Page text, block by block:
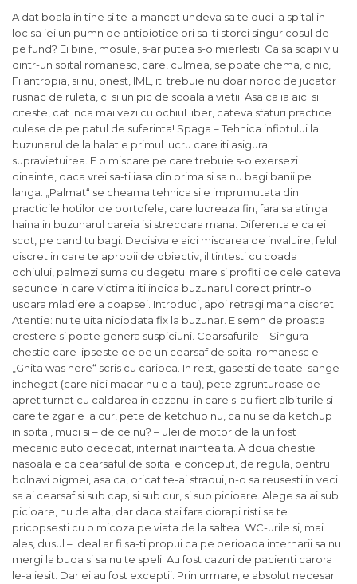
A dat boala in tine si te-a mancat undeva sa te duci la spital in
loc sa iei un pumn de antibiotice ori sa-ti storci singur cosul de
pe fund? Ei bine, mosule, s-ar putea s-o mierlesti. Ca sa scapi viu
dintr-un spital romanesc, care, culmea, se poate chema, cinic,
Filantropia, si nu, onest, IML, iti trebuie nu doar noroc de jucator
rusnac de ruleta, ci si un pic de scoala a vietii. Asa ca ia aici si
citeste, cat inca mai vezi cu ochiul liber, cateva sfaturi practice
culese de pe patul de suferinta! Spaga – Tehnica infiptului la
buzunarul de la halat e primul lucru care iti asigura
supravietuirea. E o miscare pe care trebuie s-o exersezi
dinainte, daca vrei sa-ti iasa din prima si sa nu bagi banii pe
langa. „Palmat“ se cheama tehnica si e imprumutata din
practicile hotilor de portofele, care lucreaza fin, fara sa atinga
haina in buzunarul careia isi strecoara mana. Diferenta e ca ei
scot, pe cand tu bagi. Decisiva e aici miscarea de invaluire, felul
discret in care te apropii de obiectiv, il tintesti cu coada
ochiului, palmezi suma cu degetul mare si profiti de cele cateva
secunde in care victima iti indica buzunarul corect printr-o
usoara mladiere a coapsei. Introduci, apoi retragi mana discret.
Atentie: nu te uita niciodata fix la buzunar. E semn de proasta
crestere si poate genera suspiciuni. Cearsafurile – Singura
chestie care lipseste de pe un cearsaf de spital romanesc e
„Ghita was here“ scris cu carioca. In rest, gasesti de toate: sange
inchegat (care nici macar nu e al tau), pete zgrunturoase de
apret turnat cu caldarea in cazanul in care s-au fiert albiturile si
care te zgarie la cur, pete de ketchup nu, ca nu se da ketchup
in spital, muci si – de ce nu? – ulei de motor de la un fost
mecanic auto decedat, internat inaintea ta. A doua chestie
nasoala e ca cearsaful de spital e conceput, de regula, pentru
bolnavi pigmei, asa ca, oricat te-ai stradui, n-o sa reusesti in veci
sa ai cearsaf si sub cap, si sub cur, si sub picioare. Alege sa ai sub
picioare, nu de alta, dar daca stai fara ciorapi risti sa te
pricopsesti cu o micoza pe viata de la saltea. WC-urile si, mai
ales, dusul – Ideal ar fi sa-ti propui ca pe perioada internarii sa nu
mergi la buda si sa nu te speli. Au fost cazuri de pacienti carora
le-a iesit. Dar ei au fost exceptii. Prin urmare, e absolut necesar